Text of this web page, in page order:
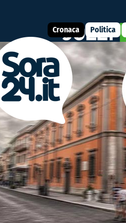
Cronaca Politica